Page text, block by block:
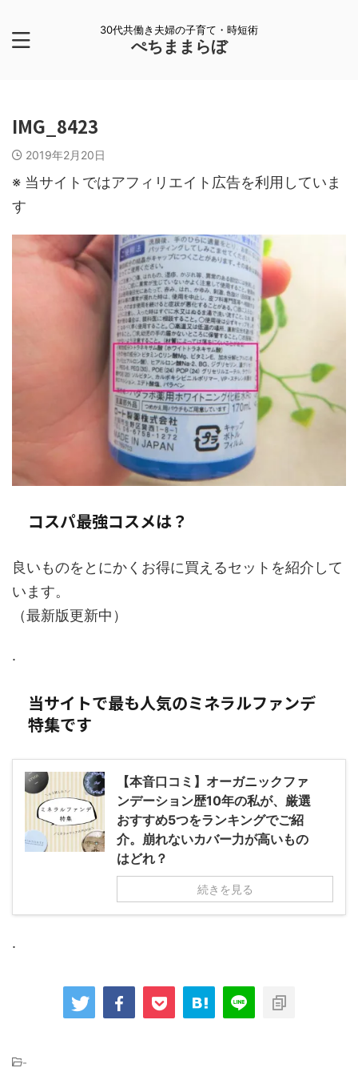
30代共働き夫婦の子育て・時短術
ぺちままらぼ
IMG_8423
2019年2月20日
※ 当サイトではアフィリエイト広告を利用していま
す
コスパ最強コスメは？
良いものをとにかくお得に買えるセットを紹介して
います。
（最新版更新中）
.
当サイトで最も人気のミネラルファンデ
特集です
【本音口コミ】オーガニックファ
ンデーション歴10年の私が、厳選
おすすめ5つをランキングでご紹
介。崩れないカバー力が高いもの
はどれ？
続きを見る
.
-